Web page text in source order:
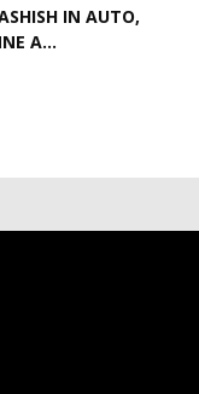
IN AUTO,
A...